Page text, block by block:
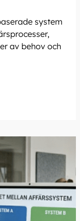
system
av behov och